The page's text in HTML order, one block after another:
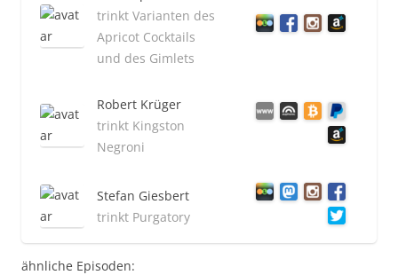
trinkt Varianten des
Apricot Cocktails
und des Gimlets
Robert Krüger
trinkt Kingston
Negroni
Stefan Giesbert
trinkt Purgatory
ähnliche Episoden: